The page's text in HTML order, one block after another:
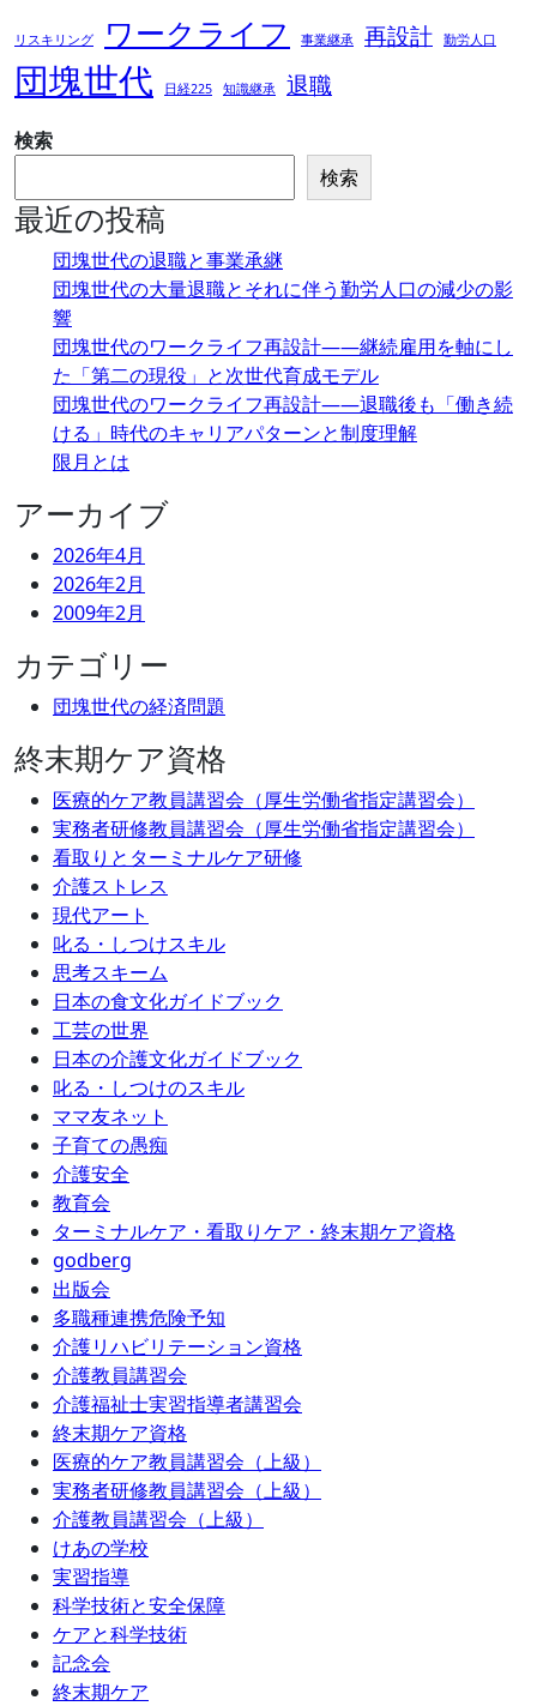
リスキリング ワークライフ 事業継承 再設計 勤労人口
団塊世代 日経225 知識継承 退職
検索
検索
最近の投稿
団塊世代の退職と事業承継
団塊世代の大量退職とそれに伴う勤労人口の減少の影
響
団塊世代のワークライフ再設計――継続雇用を軸にし
た「第二の現役」と次世代育成モデル
団塊世代のワークライフ再設計――退職後も「働き続
ける」時代のキャリアパターンと制度理解
限月とは
アーカイブ
2026年4月
2026年2月
2009年2月
カテゴリー
団塊世代の経済問題
終末期ケア資格
医療的ケア教員講習会（厚生労働省指定講習会）
実務者研修教員講習会（厚生労働省指定講習会）
看取りとターミナルケア研修
介護ストレス
現代アート
叱る・しつけスキル
思考スキーム
日本の食文化ガイドブック
工芸の世界
日本の介護文化ガイドブック
叱る・しつけのスキル
ママ友ネット
子育ての愚痴
介護安全
教育会
ターミナルケア・看取りケア・終末期ケア資格
godberg
出版会
多職種連携危険予知
介護リハビリテーション資格
介護教員講習会
介護福祉士実習指導者講習会
終末期ケア資格
医療的ケア教員講習会（上級）
実務者研修教員講習会（上級）
介護教員講習会（上級）
けあの学校
実習指導
科学技術と安全保障
ケアと科学技術
記念会
終末期ケア